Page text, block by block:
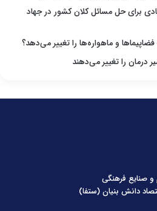
برای حل مسائل کلان کشور در جهاد
و ماهواره‌ها را تغییر می‌دهد؟
درمان را تغییر می‌دهند
و صنایع فرهنگی
دانش بنیان (ستفا)